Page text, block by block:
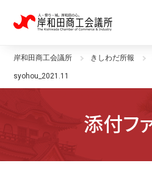
岸和田
岸和田商工会議所 きしわだ所報
syohou_2021.11
添付フ